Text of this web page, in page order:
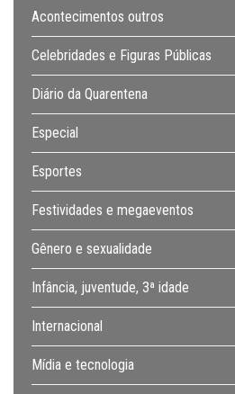
Acontecimentos outros
Celebridades e Figuras Públicas
Diário da Quarentena
Especial
Esportes
Festividades e megaeventos
Gênero e sexualidade
Infância, juventude, 3ª idade
Internacional
Mídia e tecnologia